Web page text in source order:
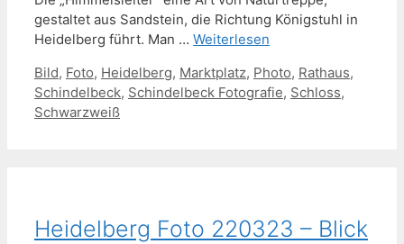
gestaltet aus Sandstein, die Richtung Königstuhl in
Heidelberg führt. Man … Weiterlesen
Schlagwörter
Bild, Foto, Heidelberg, Marktplatz, Photo, Rathaus,
Schindelbeck, Schindelbeck Fotografie, Schloss,
Schwarzweiß
Heidelberg Foto 220323 – Blick